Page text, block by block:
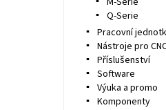
Q-Serie
Pracovní
Nástroje pro
Příslušenství
Software
Výuka a promo
Komponenty